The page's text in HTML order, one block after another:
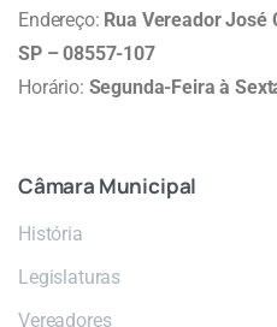
Endereço: Rua Vereador José
SP – 08557-107
Horário: Segunda-Feira à
Câmara Municipal
História
Legislaturas
Vereadores